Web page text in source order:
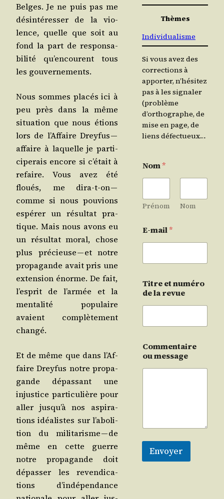
Belges. Je ne puis pas me
dés­in­té­res­ser de la vio­
lence, quelle que soit au
fond la part de res­pon­sa­
bi­li­té qu’en­courent tous
les gouvernements.
Nous sommes pla­cés ici à
peu près dans la même
situa­tion que nous étions
lors de l’Af­faire Drey­fus —
affaire à laquelle je par­ti­
ci­pe­rais encore si c’é­tait à
refaire. Vous avez été
floués, me dira-t-on —
comme si nous pou­vions
espé­rer un résul­tat pra­
tique. Mais nous avons eu
un résul­tat moral, chose
plus pré­cieuse — et notre
pro­pa­gande avait pris une
exten­sion énorme. De fait,
l’es­prit de l’ar­mée et la
men­ta­li­té popu­laire
avaient com­plè­te­ment
changé.
Et de même que dans l’Af­
faire Drey­fus notre pro­pa­
gande dépas­sant une
injus­tice par­ti­cu­lière pour
aller jus­qu’à nos aspi­ra­
tions idéa­listes sur l’a­bo­li­
tion du mili­ta­risme — de
même en cette guerre
notre pro­pa­gande doit
dépas­ser les reven­di­ca­
tions d’in­dé­pen­dance
Thèmes
Individualisme
Si vous avez des
corrections à
apporter, n’hésitez
pas à les signaler
(problème
d’orthographe, de
mise en page, de
liens défectueux…
Nom*
Prénom Nom
E-mail*
Titre et numéro
de la revue
Commentaire
ou message
Envoyer